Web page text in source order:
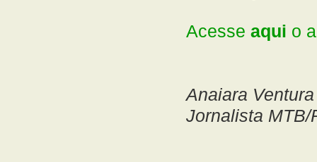
Acesse aqui o
Anaiara
Jornalista MTB/